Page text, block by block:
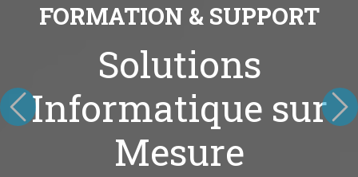
FORMATION & SUPPORT
Solutions
Informatique sur
Mesure
Précédent